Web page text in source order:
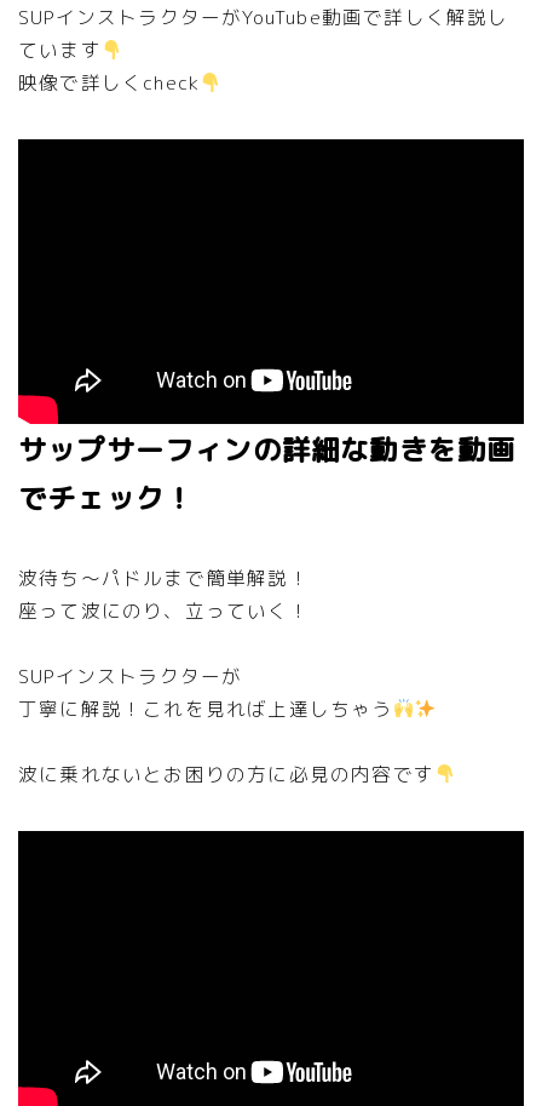
SUPインストラクターがYouTube動画で詳しく解説し
ています
映像で詳しくcheck
サップサーフィンの詳細な動きを動画
でチェック！
波待ち～パドルまで簡単解説！
座って波にのり、立っていく！
SUPインストラクターが
丁寧に解説！これを見れば上達しちゃう
波に乗れないとお困りの方に必見の内容です